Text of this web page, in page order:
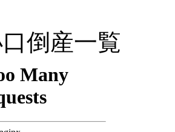
倒産一覧